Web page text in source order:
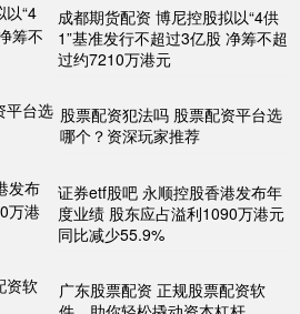
成都期货配资 博尼控股拟以“4供
1”基准发行不超过3亿股 净筹不超
过约7210万港元
股票配资犯法吗 股票配资平台选
哪个？资深玩家推荐
证券etf股吧 永顺控股香港发布年
度业绩 股东应占溢利1090万港元
同比减少55.9%
广东股票配资 正规股票配资软